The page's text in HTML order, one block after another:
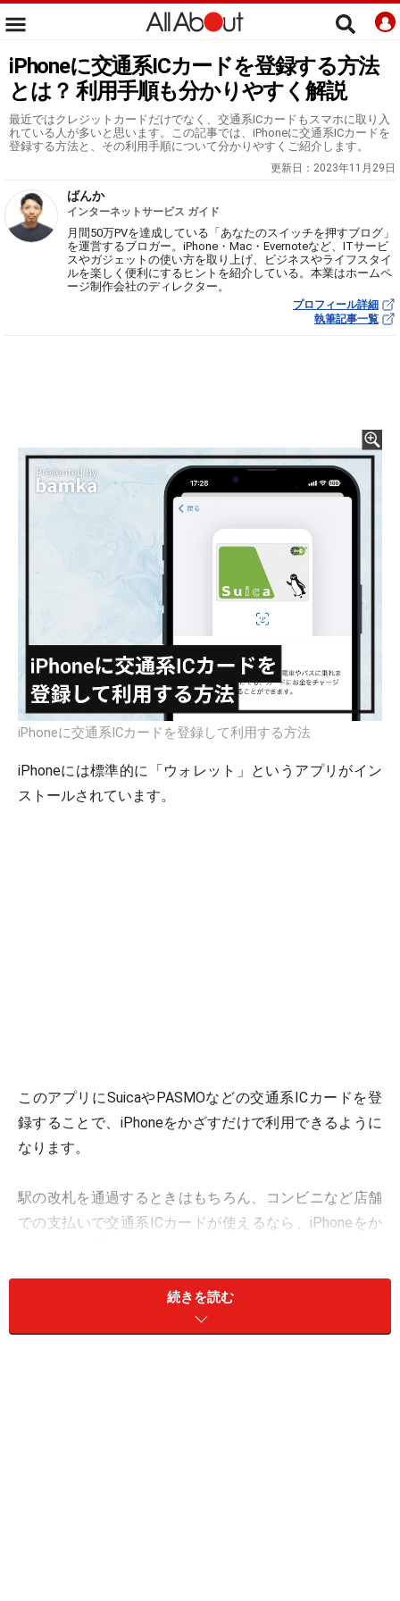
iPhoneに交通系ICカードを登録する方法
とは？ 利用手順も分かりやすく解説
最近ではクレジットカードだけでなく、交通系ICカードもスマホに取り入
れている人が多いと思います。この記事では、iPhoneに交通系ICカードを
登録する方法と、その利用手順について分かりやすくご紹介します。
更新日： 2023年11月29日
ばんか
インターネットサービス ガイド
月間50万PVを達成している「あなたのスイッチを押すブログ」
を運営するブロガー。iPhone・Mac・Evernoteなど、ITサービ
スやガジェットの使い方を取り上げ、ビジネスやライフスタイ
ルを楽しく便利にするヒントを紹介している。本業はホームペ
ージ制作会社のディレクター。
プロフィール詳細
執筆記事一覧
iPhoneに交通系ICカードを登録して利用する方法
iPhoneには標準的に「ウォレット」というアプリがイン
ストールされています。
このアプリにSuicaやPASMOなどの交通系ICカードを登
録することで、iPhoneをかざすだけで利用できるように
なります。
駅の改札を通過するときはもちろん、コンビニなど店舗
での支払いで交通系ICカードが使えるなら、iPhoneをか
この記事ではiPhoneに交通系ICカードを登録する方法
と、その利用方法についてご紹介します。
続きを読む